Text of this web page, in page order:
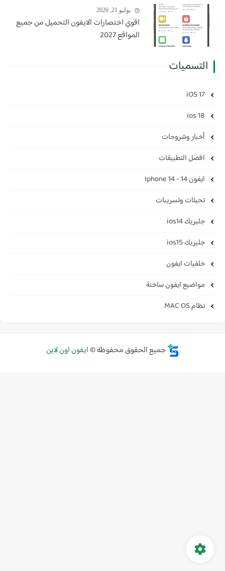
يوليو 21, 2026
اقوي اختصارات الايفون التحميل من جميع
المواقع 2027
التسميات
أخبار وشروحات
افضل التطبيقات
ايفون 14 - Iphone 14
تحيثات وتسريبات
جلبريك ios14
جلبريك ios15
خلفيات ايفون
مواضيع ايفون ساخنة
نظام MAC OS
جميع الحقوق محفوظة ©ايفون اون لاين